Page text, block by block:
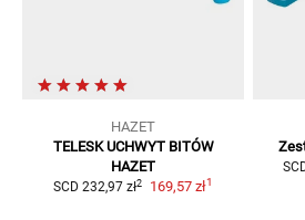
HAZET
TELESK UCHWYT BITÓW
HAZET
SCD 232,97 zł2 169,57 zł1